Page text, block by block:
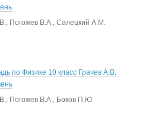
Погожев В.А., Салецкий А.М.
по Физике 10 класс Грачев А.В.
Погожев В.А., Боков П.Ю.